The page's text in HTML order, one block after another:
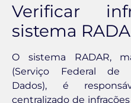
Verificar
sistema
O sistema RADAR,
(Serviço Federal de
Dados), é
centralizado de